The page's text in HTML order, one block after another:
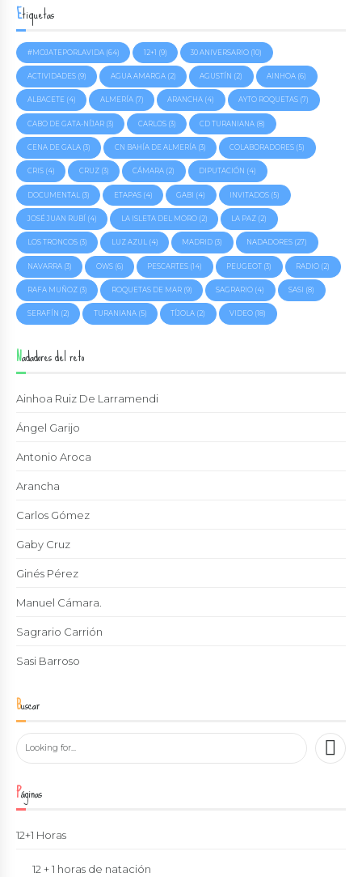
Etiquetas
#MOJATEPORLAVIDA(64) 12+1 (9) 30 ANIVERSARIO (10)
ACTIVIDADES(9) AGUA AMARGA(2) AGUSTÍN (2) AINHOA (6)
ALBACETE(4) ALMERÍA(7) ARANCHA (4) AYTO ROQUETAS (7)
CABO DE GATA-NÍJAR(3) CARLOS(3) CD TURANIANA (8)
CENA DE GALA(3) CN BAHÍA DE ALMERÍA(3) COLABORADORES (5)
CRIS(4) CRUZ(3) CÁMARA (2) DIPUTACIÓN (4)
DOCUMENTAL (3) ETAPAS(4) GABI (4) INVITADOS (5)
JOSÉ JUAN RUBÍ (4) LA ISLETA DEL MORO(2) LA PAZ (2)
LOS TRONCOS(3) LUZ AZUL(4) MADRID (3) NADADORES (27)
NAVARRA(3) OWS(6) PESCARTES (14) PEUGEOT (3) RADIO (2)
RAFA MUÑOZ(3) ROQUETAS DE MAR(9) SAGRARIO (4) SASI (8)
SERAFÍN (2) TURANIANA(5) TÍJOLA (2) VIDEO (18)
Nadadores del reto
Ainhoa Ruiz De Larramendi
Ángel Garijo
Antonio Aroca
Arancha
Carlos Gómez
Gaby Cruz
Ginés Pérez
Manuel Cámara.
Sagrario Carrión
Sasi Barroso
Buscar
Páginas
12+1 Horas
12 + 1 horas de natación